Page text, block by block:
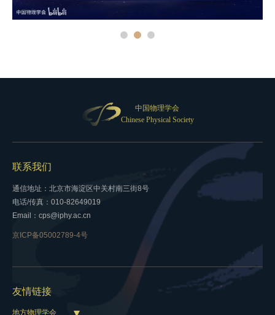
中国物理学会
Chinese Physical Society
联系我们
通信地址：北京市海淀区中关村南三街8号
电话/传真：010-82649019
Email：cps@iphy.ac.cn
京ICP备05002789-4号
友情链接
地方物理学会